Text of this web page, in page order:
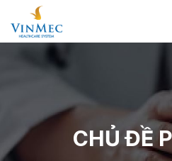
CHỦ ĐỀ